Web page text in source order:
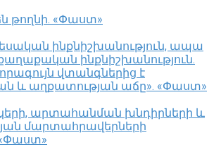
թողնի. «Փաստ»
ինքնիշխանություն, ապա
քաղաքական ինքնիշխանություն.
վտանգներից է
և աղքատության աճը». «Փաստ»
արտահանման խնդիրների և
մարտահրավերների